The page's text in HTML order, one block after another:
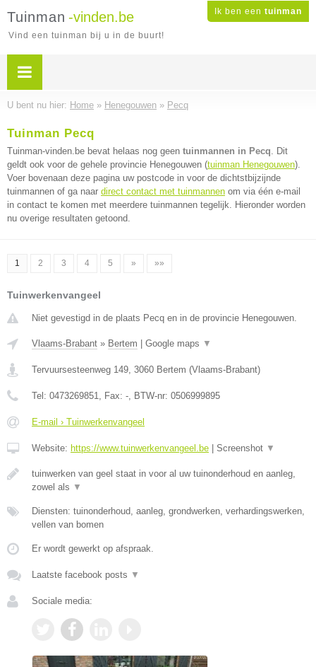
Ik ben een tuinman
Tuinman -vinden.be
Vind een tuinman bij u in de buurt!
U bent nu hier: Home » Henegouwen » Pecq
Tuinman Pecq
Tuinman-vinden.be bevat helaas nog geen tuinmannen in Pecq. Dit
geldt ook voor de gehele provincie Henegouwen (tuinman Henegouwen).
Voer bovenaan deze pagina uw postcode in voor de dichtstbijzijnde
tuinmannen of ga naar direct contact met tuinmannen om via één e-mail
in contact te komen met meerdere tuinmannen tegelijk. Hieronder worden
nu overige resultaten getoond.
1 2 3 4 5 » »»
Tuinwerkenvangeel
Niet gevestigd in de plaats Pecq en in de provincie Henegouwen.
Vlaams-Brabant » Bertem Google maps ▼
Tervuursesteenweg 149, 3060 Bertem (Vlaams-Brabant)
Tel: 0473269851, Fax: -, BTW-nr: 0506999895
E-mail › Tuinwerkenvangeel
Website: https://www.tuinwerkenvangeel.be Screenshot ▼
tuinwerken van geel staat in voor al uw tuinonderhoud en aanleg,
zowel als ▼
Diensten: tuinonderhoud, aanleg, grondwerken, verhardingswerken,
vellen van bomen
Er wordt gewerkt op afspraak.
Laatste facebook posts ▼
Sociale media: